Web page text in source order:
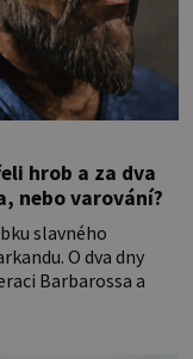
hrob a za dva
nebo varování?
slavného
O dva dny
Barbarossa a